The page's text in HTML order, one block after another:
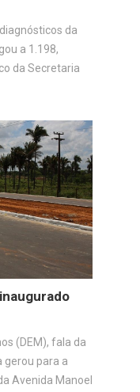
da
a 1.198,
da Secretaria
(DEM), fala da
gerou para a
Avenida Manoel